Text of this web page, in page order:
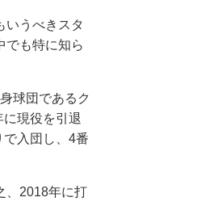
いうべきスタ
でも特に知ら
球団であるク
現役を引退
入団し、4番
、2018年に打